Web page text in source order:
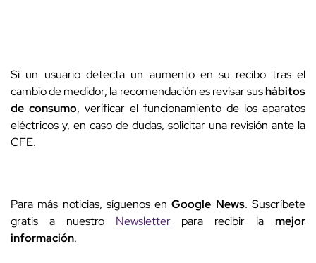
Si un usuario detecta un aumento en su recibo tras el
cambio de medidor, la recomendación es revisar sushábitos
de consumo, verificar el funcionamiento de los aparatos
eléctricos y, en caso de dudas, solicitar una revisión ante la
CFE.
Para más noticias, síguenos enGoogle News. Suscríbete
gratis a nuestro Newsletterpara recibir lamejor
información.